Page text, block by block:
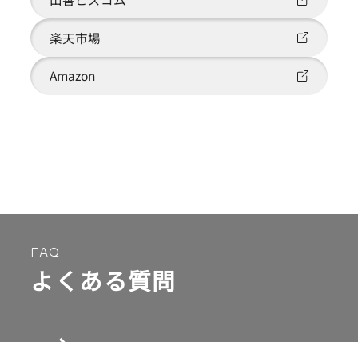
楽天市場
Amazon
FAQ
よくある質問